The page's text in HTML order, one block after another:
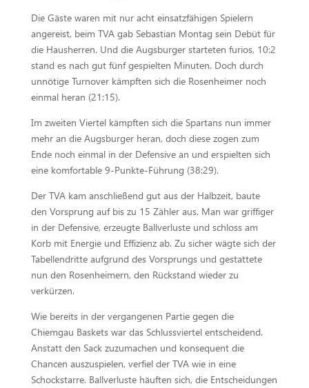
Die Gäste waren mit nur acht einsatzfähigen Spielern
angereist, beim TVA gab Sebastian Montag sein Debüt für
die Hausherren. Und die Augsburger starteten furios, 10:2
stand es nach gut fünf gespielten Minuten. Doch durch
unnötige Turnover kämpften sich die Rosenheimer noch
einmal heran (21:15).
Im zweiten Viertel kämpften sich die Spartans nun immer
mehr an die Augsburger heran, doch diese zogen zum
Ende noch einmal in der Defensive an und erspielten sich
eine komfortable 9-Punkte-Führung (38:29).
Der TVA kam anschließend gut aus der Halbzeit, baute
den Vorsprung auf bis zu 15 Zähler aus. Man war griffiger
in der Defensive, erzeugte Ballverluste und schloss am
Korb mit Energie und Effizienz ab. Zu sicher wägte sich der
Tabellendritte aufgrund des Vorsprungs und gestattete
nun den Rosenheimern, den Rückstand wieder zu
verkürzen.
Wie bereits in der vergangenen Partie gegen die
Chiemgau Baskets war das Schlussviertel entscheidend.
Anstatt den Sack zuzumachen und konsequent die
Chancen auszuspielen, verfiel der TVA wie in eine
Schockstarre. Ballverluste häuften sich, die Entscheidungen